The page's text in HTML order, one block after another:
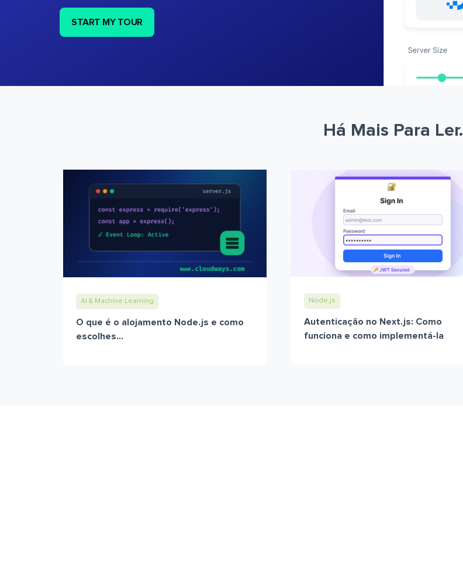
START MY TOUR
Há Mais Para Ler.
AI & Machine Learning
O que é o alojamento Node.js e como
escolhes...
Node.js
Autenticação no Next.js: Como
funciona e como implementá-la